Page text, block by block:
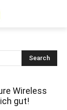
Search
Wireless
gut!